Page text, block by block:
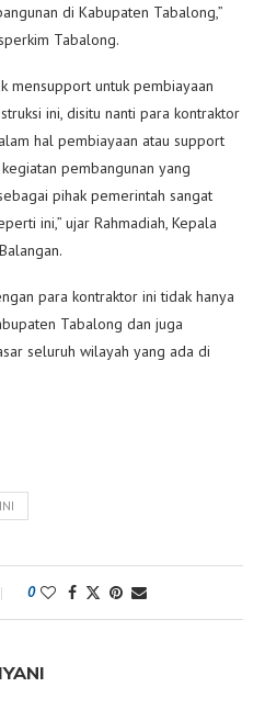
di Kabupaten Tabalong,”
Tabalong.
mensupport untuk pembiayaan
ini, disitu nanti para kontraktor
hal pembiayaan atau support
pembangunan yang
pihak pemerintah sangat
ini,” ujar Rahmadiah, Kepala
para kontraktor ini tidak hanya
Tabalong dan juga
seluruh wilayah yang ada di
0